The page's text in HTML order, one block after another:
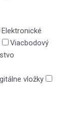
Elektronické
Viacbodový
vložky